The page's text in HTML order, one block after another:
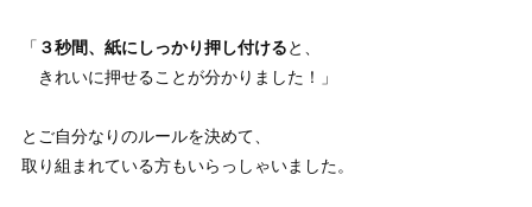
「 ３秒間、紙にしっかり押し付けると、
きれいに押せることが分かりました！」
とご自分なりのルールを決めて、
取り組まれている方もいらっしゃいました。